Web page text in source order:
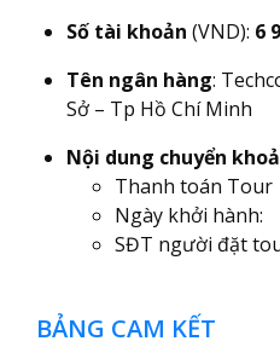
Số tài khoản (VND): 6
Tên ngân hàng:
Sở – Tp Hồ Chí Minh
Nội dung chuyển
Thanh toán Tour
Ngày khởi hành:
SĐT người đặt
BẢNG CAM KẾT